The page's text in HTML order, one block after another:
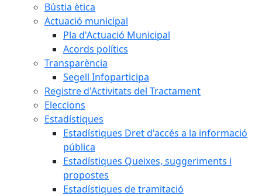
Bústia ètica
Actuació municipal
Pla d'Actuació Municipal
Acords polítics
Transparència
Segell Infoparticipa
Registre d'Activitats del Tractament
Eleccions
Estadístiques
Estadístiques Dret d'accés a la informació
pública
Estadístiques Queixes, suggeriments i
propostes
Estadístiques de tramitació